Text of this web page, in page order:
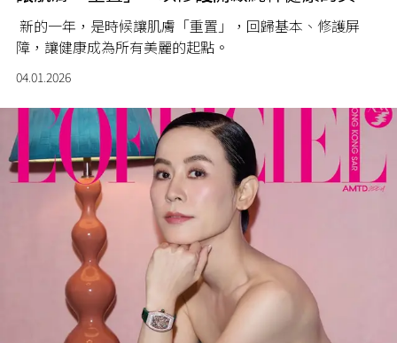
新的一年，是時候讓肌膚「重置」，回歸基本、修護屏
障，讓健康成為所有美麗的起點。
04.01.2026